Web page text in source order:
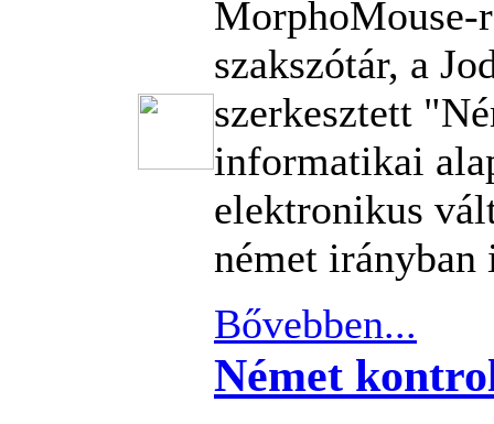
MorphoMouse-
szakszótár, a
szerkesztett
informatikai
elektronikus
német irányban
Bővebben...
Német